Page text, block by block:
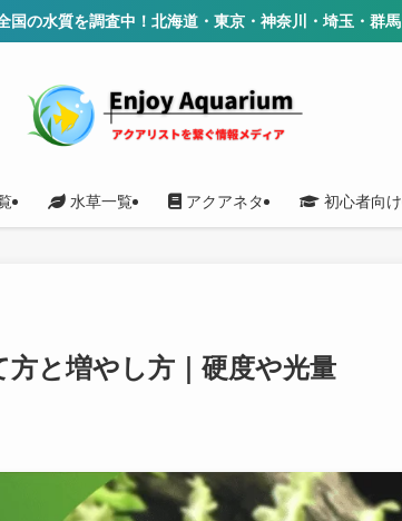
海道・東京・神奈川・埼玉・群馬・千葉を公開
水草一覧 アクアネタ 初心者向け
と増やし方｜硬度や光量